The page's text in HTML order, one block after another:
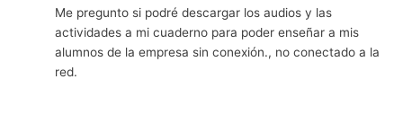
Me pregunto si podré descargar los audios y las
actividades a mi cuaderno para poder enseñar a mis
alumnos de la empresa sin conexión., no conectado a la
red.